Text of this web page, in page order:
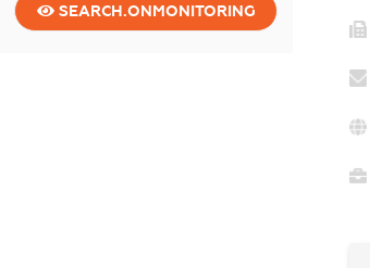
SEARCH.ONMONITORING